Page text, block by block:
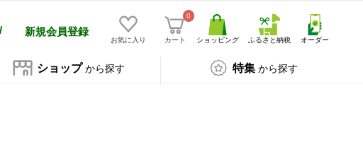
/ 新規会員登録
お気に入り
0
カート ショッピング ふるさと納税 オーダー
ショップ から探す 特集 から探す